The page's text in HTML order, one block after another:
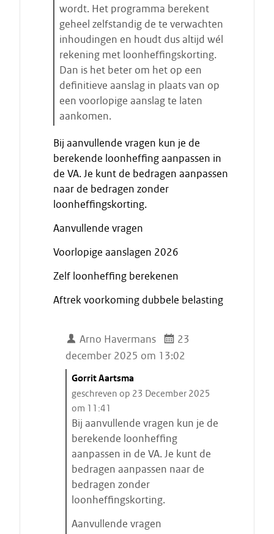
wordt. Het programma berekent
geheel zelfstandig de te verwachten
inhoudingen en houdt dus altijd wél
rekening met loonheffingskorting.
Dan is het beter om het op een
definitieve aanslag in plaats van op
een voorlopige aanslag te laten
aankomen.
i
n
d
e
c
t
a
t
Bij aanvullende vragen kun je de
berekende loonheffing aanpassen in
de VA. Je kunt de bedragen aanpassen
naar de bedragen zonder
loonheffingskorting.
Aanvullende vragen
Voorlopige aanslagen 2026
Zelf loonheffing berekenen
Aftrek voorkoming dubbele belasting
Arno Havermans
23
december 2025 om 13:02
C
i
t
a
a
t
s
t
a
t
Gorrit Aartsma
geschreven op 23 December 2025
om 11:41
Bij aanvullende vragen kun je de
berekende loonheffing
aanpassen in de VA. Je kunt de
bedragen aanpassen naar de
bedragen zonder
loonheffingskorting.
Aanvullende vragen